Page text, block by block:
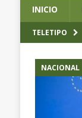
INICIO
TELETIPO
NACIONAL